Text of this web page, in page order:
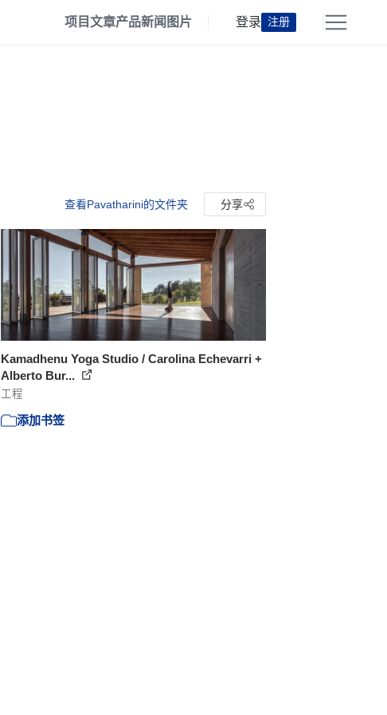
项目文章产品新闻 图片 登录 注册
查看Pavatharini的文件夹 分享
Kamadhenu Yoga Studio / Carolina Echevarri +
Alberto Bur...
工程
添加书签